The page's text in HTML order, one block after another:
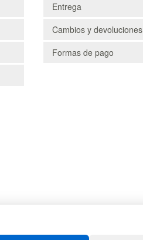
Entrega
Cambios y devoluciones
Formas de pago
PALETS